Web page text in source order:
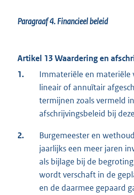
Paragraaf 4.Financieel beleid
Artikel 13 Waardering en
1.
Immateriële en materiële
lineair of annuïtair
termijnen zoals vermeld
afschrijvingsbeleid bij
2.
Burgemeester en
jaarlijks een meer jaren
als bijlage bij de
wordt verschaft in de
en de daarmee gepaard